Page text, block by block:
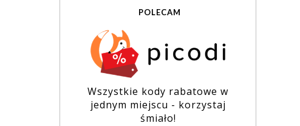
POLECAM
Wszystkie kody rabatowe w
jednym miejscu - korzystaj
śmiało!